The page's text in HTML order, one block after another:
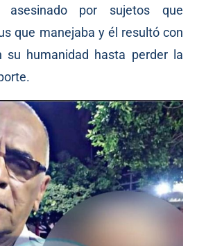
asesinado por sujetos que
que manejaba y él resultó con
su humanidad hasta perder la